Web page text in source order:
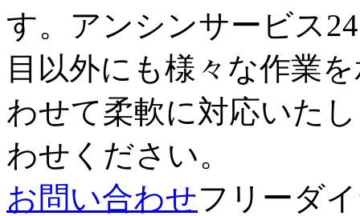
す。アンシンサービス
目以外にも様々な作業
わせて柔軟に対応いた
わせください。
お問い合わせフリーダ